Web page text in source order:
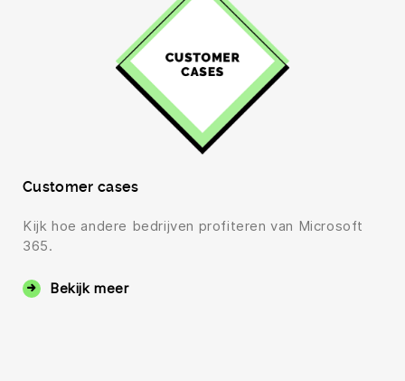
Customer cases
Kijk hoe andere bedrijven profiteren van Microsoft
365.
Bekijk meer